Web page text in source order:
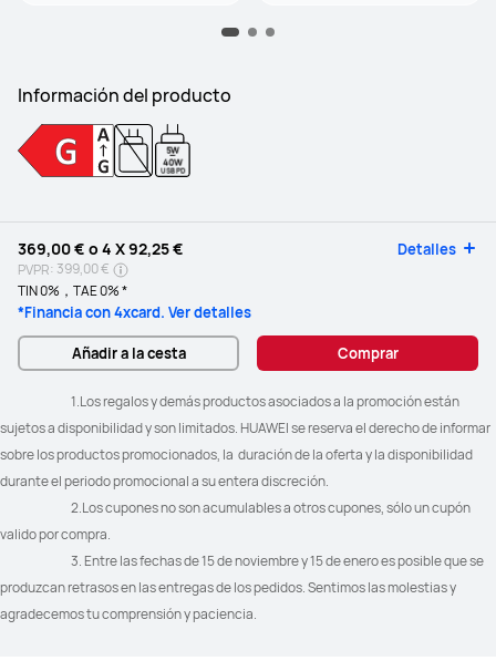
Información del producto
5W
-
40W
USB PD
369,00 € o 4 X92,25 € Detalles
PVPR: 399,00 €
TIN 0%，TAE 0% *
*Financia con 4xcard. Ver detalles
Añadir a la cesta Comprar
sujetos a disponibilidad y son limitados. HUAWEI se reserva el derecho de informar
sobre los productos promocionados, la  duración de la oferta y la disponibilidad
durante el periodo promocional a su entera discreción.
valido por compra.
produzcan retrasos en las entregas de los pedidos. Sentimos las molestias y
agradecemos tu comprensión y paciencia.